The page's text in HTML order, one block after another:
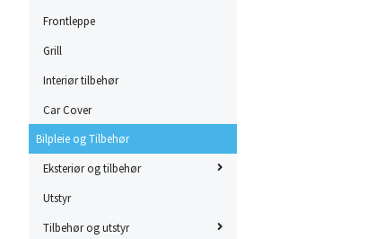
Frontleppe
Grill
Interiør tilbehør
Car Cover
Bilpleie og Tilbehør
Eksteriør og tilbehør
Utstyr
Tilbehør og utstyr